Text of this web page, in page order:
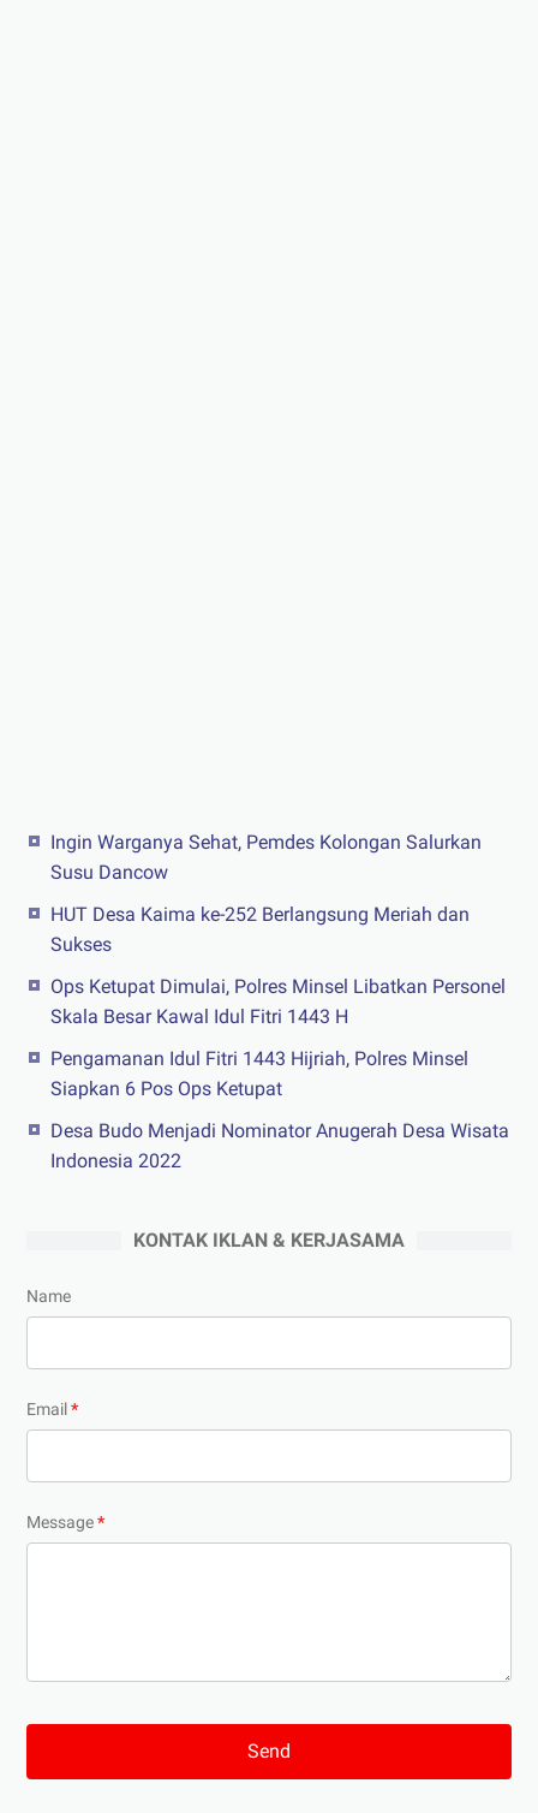
Ingin Warganya Sehat, Pemdes Kolongan Salurkan
Susu Dancow
HUT Desa Kaima ke-252 Berlangsung Meriah dan
Sukses
Ops Ketupat Dimulai, Polres Minsel Libatkan Personel
Skala Besar Kawal Idul Fitri 1443 H
Pengamanan Idul Fitri 1443 Hijriah, Polres Minsel
Siapkan 6 Pos Ops Ketupat
Desa Budo Menjadi Nominator Anugerah Desa Wisata
Indonesia 2022
KONTAK IKLAN & KERJASAMA
Name
Email *
Message*